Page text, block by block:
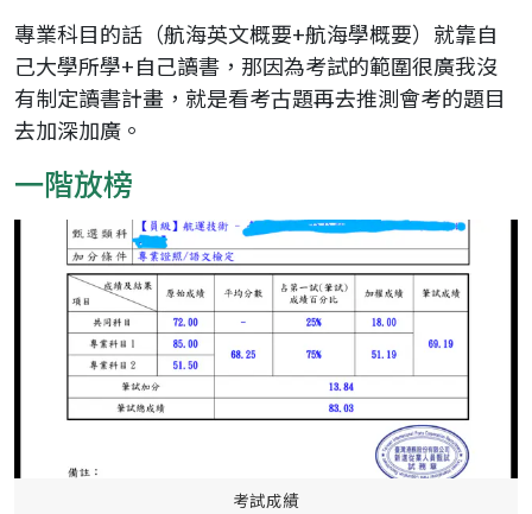
專業科目的話（航海英文概要+航海學概要）就靠自
己大學所學+自己讀書，那因為考試的範圍很廣我沒
有制定讀書計畫，就是看考古題再去推測會考的題目
去加深加廣。
一階放榜
考試成績